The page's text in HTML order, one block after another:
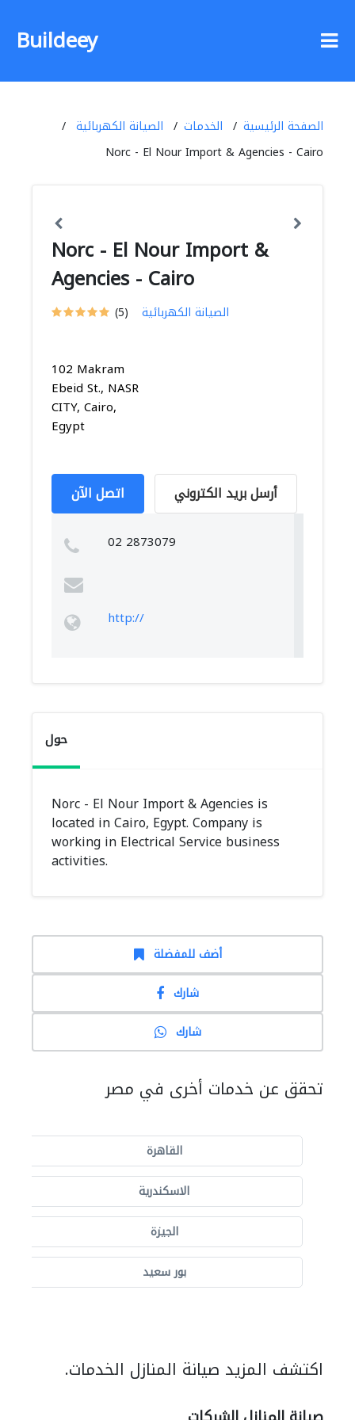
Buildeey
الصفحة الرئيسية الخدمات
الصيانة الكهربائية
Norc - El Nour Import & Agencies - Cairo
Norc - El Nour Import &
Agencies - Cairo
(5) الصيانة الكهربائية
102 Makram
Ebeid St., NASR
CITY, Cairo,
Egypt
اتصل الآن أرسل بريد الكتروني
02 2873079
http://
حول
Norc - El Nour Import & Agencies is
located in Cairo, Egypt. Company is
working in Electrical Service business
activities.
أضف للمفضلة
شارك
شارك
تحقق عن خدمات أخرى في مصر
القاهرة
الاسكندرية
الجيزة
بور سعيد
اكتشف المزيد صيانة المنازل الخدمات.